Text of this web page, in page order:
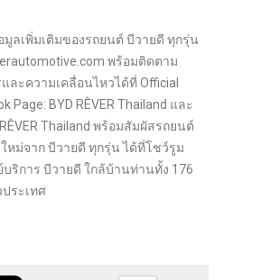
ลเพิ่มเติมของรถยนต์ บีวายดี ทุกรุ่น
พร้อมติดตาม
ละความเคลื่อนไหวได้ที่ Official
Page: BYD RÊVER Thailand และ
RÊVER Thailand พร้อมสัมผัสรถยนต์
หม่จาก บีวายดี ทุกรุ่น ได้ที่โชว์รูม
ริการ บีวายดี ใกล้บ้านท่านทั้ง 176
ระเทศ